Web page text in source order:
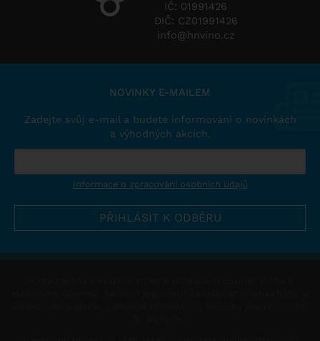
IČ: 01991426
DIČ: CZ01991426
info@hnvino.cz
NOVINKY E-MAILEM
Zadejte svůj e-mail a budete informováni o novinkách
a výhodných akcích.
Informace o zpracování osobních údajů